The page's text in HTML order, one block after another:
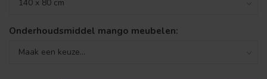
Onderhoudsmiddel mango meubelen: